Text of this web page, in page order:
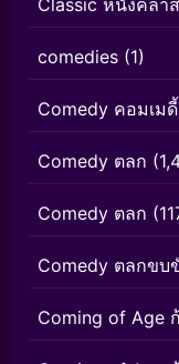
comedies (1)
Comedy คอมเมดี้
Comedy ตลก
Comedy ตลก
Comedy ตลกขบ
Coming of Age